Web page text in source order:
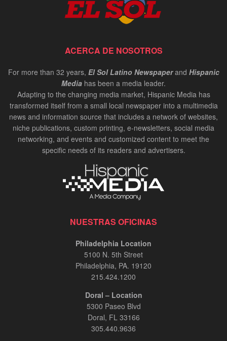
ACERCA DE NOSOTROS
For more than 32 years, El Sol Latino Newspaperand Hispanic
Media has been a media leader.
Adapting to the changing media market, Hispanic Media has
transformed itself from a small local newspaper into a multimedia
news and information source that includes a network of websites,
niche publications, custom printing, e-newsletters, social media
networking, and events and customized content to meet the
specific needs of its readers and advertisers.
NUESTRAS OFICINAS
Philadelphia Location
5100 N. 5th Street
Philadelphia, PA. 19120
215.424.1200
Doral – Location
5300 Paseo Blvd
Doral, FL 33166
305.440.9636